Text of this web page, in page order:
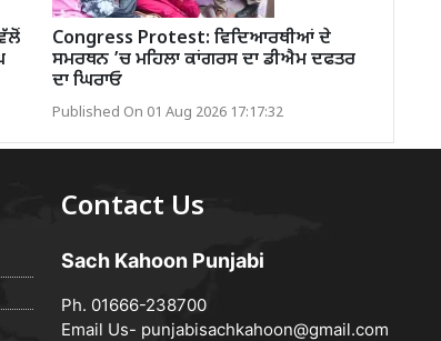
Congress Protest: ਵਿਦਿਆਰਥੀਆਂ ਦੇ
ਸਮਰਥਨ ’ਚ ਮਹਿਲਾ ਕਾਂਗਰਸ ਦਾ ਡੀਐਮ ਦਫਤਰ
ਦਾ ਘਿਰਾਓ
Published On 01 Aug 2026 17:17:32
Contact Us
Sach Kahoon Punjabi
Ph. 01666-238700
Email Us- punjabisachkahoon@gmail.com